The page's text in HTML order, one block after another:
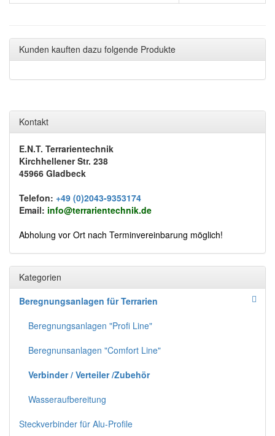
Kunden kauften dazu folgende Produkte
Kontakt
E.N.T. Terrarientechnik
Kirchhellener Str. 238
45966 Gladbeck
Telefon: +49 (0)2043-9353174
Email: info@terrarientechnik.de
Abholung vor Ort nach Terminvereinbarung möglich!
Kategorien
Beregnungsanlagen für Terrarien
Beregnungsanlagen "Profi Line"
Beregnunsanlagen "Comfort Line"
Verbinder / Verteiler /Zubehör
Wasseraufbereitung
Steckverbinder für Alu-Profile